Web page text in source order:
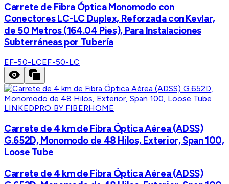
Carrete de Fibra Óptica Monomodo con
Conectores LC-LC Duplex, Reforzada con Kevlar,
de 50 Metros (164.04 Pies), Para Instalaciones
Subterráneas por Tubería
EF-50-LCEF-50-LC
LINKEDPRO BY FIBERHOME
Carrete de 4 km de Fibra Óptica Aérea (ADSS)
G.652D, Monomodo de 48 Hilos, Exterior, Span 100,
Loose Tube
Carrete de 4 km de Fibra Óptica Aérea (ADSS)